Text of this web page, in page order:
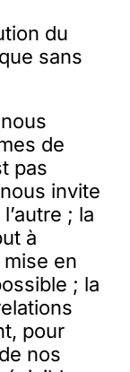
du
sans
de
pas
invite
; la
à
en
; la
pour
nos